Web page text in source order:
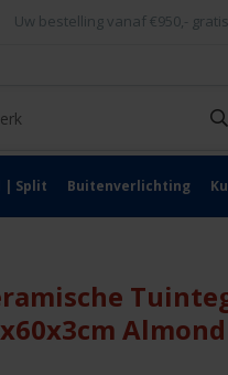
Uw bestelling vanaf €950,-
| Split Buitenverlichting
Almond